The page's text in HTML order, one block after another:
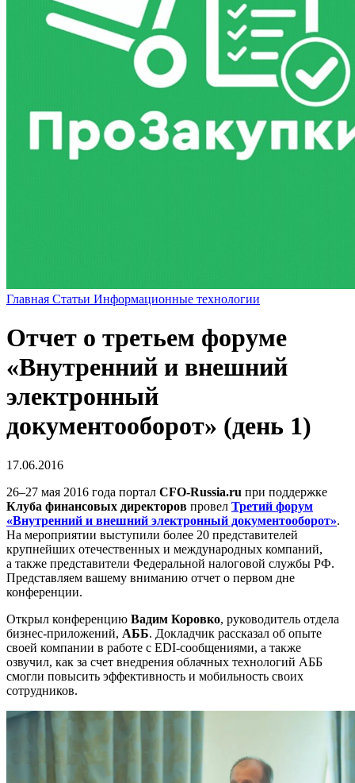
Главная Статьи Информационные технологии
Отчет о третьем форуме
«Внутренний и внешний
электронный
документооборот» (день 1)
17.06.2016
26–27 мая 2016 года портал CFO-Russia.ru при поддержке
Клуба финансовых директоров провел Третий форум
«Внутренний и внешний электронный документооборот».
На мероприятии выступили более 20 представителей
крупнейших отечественных и международных компаний,
а также представители Федеральной налоговой службы РФ.
Представляем вашему вниманию отчет о первом дне
конференции.
Открыл конференцию Вадим Коровко, руководитель отдела
бизнес-приложений, АББ. Докладчик рассказал об опыте
своей компании в работе с EDI-сообщениями, а также
озвучил, как за счет внедрения облачных технологий АББ
смогли повысить эффективность и мобильность своих
сотрудников.